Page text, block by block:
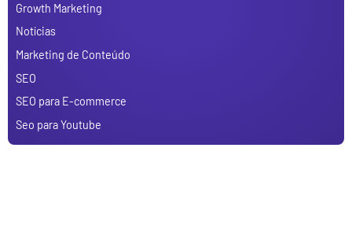
Growth Marketing
Notícias
Marketing de Conteúdo
SEO
SEO para E-commerce
Seo para Youtube